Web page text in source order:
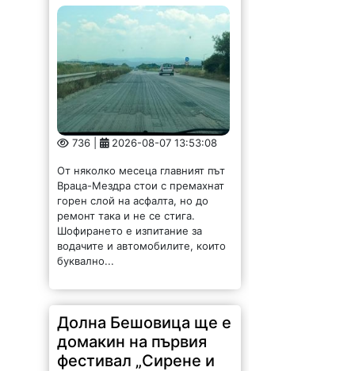
736 | 2026-08-07 13:53:08
От няколко месеца главният път
Враца-Мездра стои с премахнат
горен слой на асфалта, но до
ремонт така и не се стига.
Шофирането е изпитание за
водачите и автомобилите, които
буквално...
Долна Бешовица ще е
домакин на първия
фестивал „Сирене и